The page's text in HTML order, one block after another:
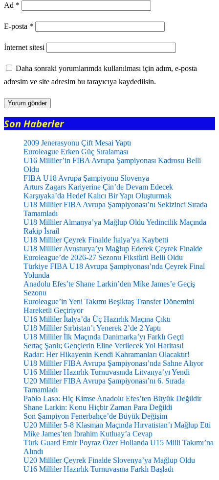
Ad *
E-posta *
İnternet sitesi
Daha sonraki yorumlarımda kullanılması için adım, e-posta
adresim ve site adresim bu tarayıcıya kaydedilsin.
Son Haberler
2009 Jenerasyonu Çift Mesai Yaptı
Euroleague Erken Güç Sıralaması
U16 Milliler’in FIBA Avrupa Şampiyonası Kadrosu Belli
Oldu
FIBA U18 Avrupa Şampiyonu Slovenya
Arturs Zagars Kariyerine Çin’de Devam Edecek
Karşıyaka’da Hedef Kalıcı Bir Yapı Oluşturmak
U18 Milliler FIBA Avrupa Şampiyonası’nı Sekizinci Sırada
Tamamladı
U18 Milliler Almanya’ya Mağlup Oldu Yedincilik Maçında
Rakip İsrail
U18 Milliler Çeyrek Finalde İtalya’ya Kaybetti
U18 Milliler Avusturya’yı Mağlup Ederek Çeyrek Finalde
Euroleague’de 2026-27 Sezonu Fikstürü Belli Oldu
Türkiye FIBA U18 Avrupa Şampiyonası’nda Çeyrek Final
Yolunda
Anadolu Efes’te Shane Larkin’den Mike James’e Geçiş
Sezonu
Euroleague’in Yeni Takımı Beşiktaş Transfer Dönemini
Hareketli Geçiriyor
U16 Milliler İtalya’da Üç Hazırlık Maçına Çıktı
U18 Milliler Sırbistan’ı Yenerek 2’de 2 Yaptı
U18 Milliler İlk Maçında Danimarka’yı Farklı Geçti
Sertaç Şanlı; Gençlerin Eline Verilecek Yol Haritası!
Radar: Her Hikayenin Kendi Kahramanları Olacaktır!
U18 Milliler FIBA Avrupa Şampiyonası’nda Sahne Alıyor
U16 Milliler Hazırlık Turnuvasında Litvanya’yı Yendi
U20 Milliler FIBA Avrupa Şampiyonası’nı 6. Sırada
Tamamladı
Pablo Laso: Hiç Kimse Anadolu Efes’ten Büyük Değildir
Shane Larkin: Konu Hiçbir Zaman Para Değildi
Son Şampiyon Fenerbahçe’de Büyük Değişim
U20 Milliler 5-8 Klasman Maçında Hırvatistan’ı Mağlup Etti
Mike James’ten İbrahim Kutluay’a Cevap
Türk Guard Emir Poyraz Özer Hollanda U15 Milli Takımı’na
Alındı
U20 Milliler Çeyrek Finalde Slovenya’ya Mağlup Oldu
U16 Milliler Hazırlık Turnuvasına Farklı Başladı